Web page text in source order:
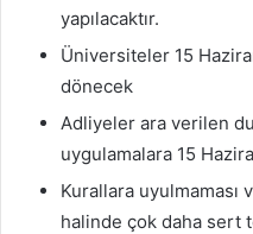
yapılacaktır.
Üniversiteler 15
dönecek
Adliyeler ara verilen
uygulamalara 15
Kurallara uyulmaması
halinde çok daha sert